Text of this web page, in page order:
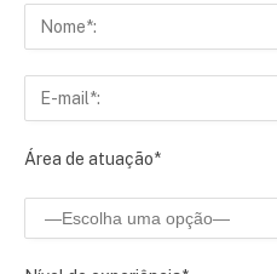
Área de atuação*